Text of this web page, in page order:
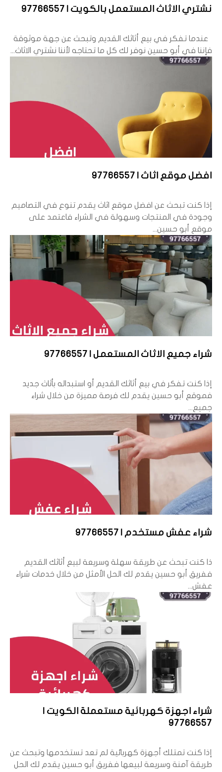
نشتري الاثاث المستعمل بالكويت | 97766557
عندما تفكر في بيع أثاثك القديم وتبحث عن جهة موثوقة
فإننا في أبو حسين نوفر لك كل ما تحتاجه لأننا نشتري الاثاث...
افضل موقع اثاث | 97766557
إذا كنت تبحث عن افضل موقع اثاث يقدم تنوع في التصاميم
وجودة في المنتجات وسهولة في الشراء فاعتمد على
موقع أبو حسين...
شراء جميع الاثاث المستعمل | 97766557
إذا كنت تفكر في بيع أثاثك القديم أو استبداله بأثاث جديد
فموقع أبو حسين يقدم لك فرصة مميزة من خلال شراء
جميع...
شراء عفش مستخدم | 97766557
ذا كنت تبحث عن طريقة سهلة وسريعة لبيع أثاثك القديم
ففريق أبو حسين يقدم لك الحل الأمثل من خلال خدمات شراء
عفش...
شراء اجهزة كهربائية مستعملة الكويت |
97766557
إذا كنت تمتلك أجهزة كهربائية لم تعد تستخدمها وتبحث عن
طريقة آمنة وسريعة لبيعها ففريق أبو حسين يقدم لك الحل